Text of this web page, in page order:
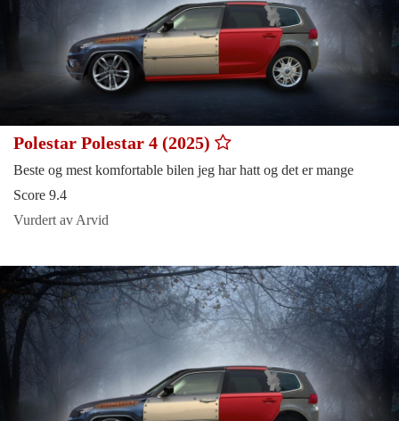
Polestar Polestar 4 (2025)
Beste og mest komfortable bilen jeg har hatt og det er mange
Score 9.4
Vurdert av Arvid